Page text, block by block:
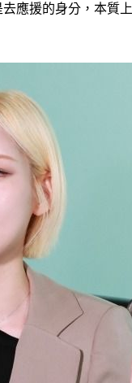
應援的身分，本質